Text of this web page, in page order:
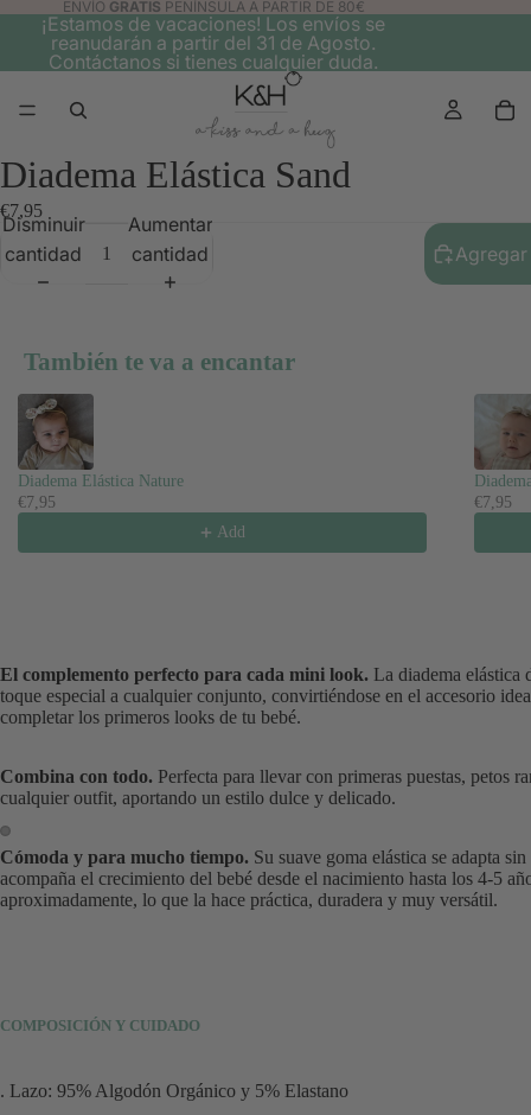
ENVÍO GRATIS PENÍNSULA A PARTIR DE 80€
¡Estamos de vacaciones! Los envíos se
reanudarán a partir del 31 de Agosto.
Contáctanos si tienes cualquier duda.
Diadema Elástica Sand
€7,95
Disminuir
cantidad
Aumentar
cantidad
También te va a encantar
Use the Previous and Next buttons to navigate through product
Diadema Elástica Nature
€7,95
Add
€7,95
El complemento perfecto para cada mini look. La diadema elástica
toque especial a cualquier conjunto, convirtiéndose en el accesorio
completar los primeros looks de tu bebé.
Combina con todo. Perfecta para llevar con primeras puestas, petos
cualquier outfit, aportando un estilo dulce y delicado.
Cómoda y para mucho tiempo. Su suave goma elástica se adapta
acompaña el crecimiento del bebé desde el nacimiento hasta los 4-5
aproximadamente, lo que la hace práctica, duradera y muy versátil.
COMPOSICIÓN Y CUIDADO
. Lazo: 95% Algodón Orgánico y 5% Elastano